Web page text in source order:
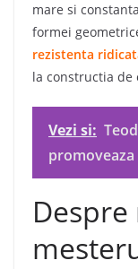
mare si
formei
rezistenta
la constructia de
Vezi si:
promoveaza